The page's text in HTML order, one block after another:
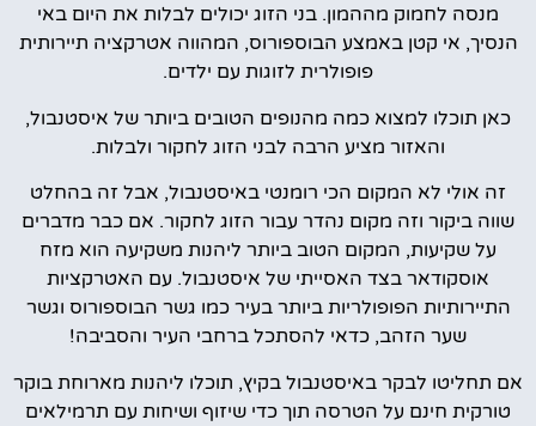
מנסה לחמוק מההמון. בני הזוג יכולים לבלות את היום באי
הנסיך, אי קטן באמצע הבוספורוס, המהווה אטרקציה תיירותית
פופולרית לזוגות עם ילדים.
כאן תוכלו למצוא כמה מהנופים הטובים ביותר של איסטנבול,
והאזור מציע הרבה לבני הזוג לחקור ולבלות.
זה אולי לא המקום הכי רומנטי באיסטנבול, אבל זה בהחלט
שווה ביקור וזה מקום נהדר עבור הזוג לחקור. אם כבר מדברים
על שקיעות, המקום הטוב ביותר ליהנות משקיעה הוא מזח
אוסקודאר בצד האסייתי של איסטנבול. עם האטרקציות
התיירותיות הפופולריות ביותר בעיר כמו גשר הבוספורוס וגשר
שער הזהב, כדאי להסתכל ברחבי העיר והסביבה!
אם תחליטו לבקר באיסטנבול בקיץ, תוכלו ליהנות מארוחת בוקר
טורקית חינם על הטרסה תוך כדי שיזוף ושיחות עם תרמילאים